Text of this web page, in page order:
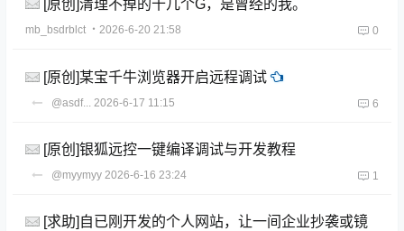
[原创]清理不掉的十几个G，是曾经的我。
mb_bsdrblct ・2026-6-20 21:58 0
[原创]某宝千牛浏览器开启远程调试
@asdf... 2026-6-17 11:15 6
[原创]银狐远控一键编译调试与开发教程
@myymyy 2026-6-16 23:24 1
[求助]自已刚开发的个人网站，让一间企业抄袭或镜